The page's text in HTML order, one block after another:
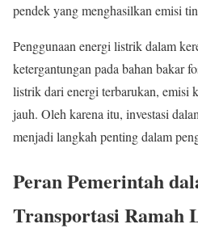
pendek yang menghasilkan emisi
Penggunaan energi listrik dalam
ketergantungan pada bahan bakar
listrik dari energi terbarukan, emisi
jauh. Oleh karena itu, investasi
menjadi langkah penting dalam
Peran Pemerintah
Transportasi Ramah